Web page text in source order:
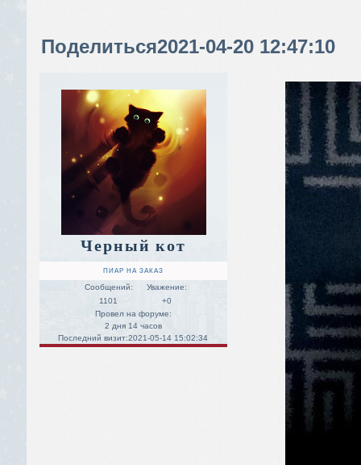
Поделиться2021-04-20 12:47:10
Черный кот
ПИАР НА ЗАКАЗ
Сообщений:
1101
Уважение:
+0
Провел на форуме:
2 дня 14 часов
Последний визит:2021-05-14 15:02:34